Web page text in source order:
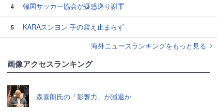
4 韓国サッカー協会が疑惑巡り謝罪
5
KARAスンヨン 手の震え止まらず
海外ニュースランキングをもっと見る
画像アクセスランキング
森喜朗氏の「影響力」が減退か